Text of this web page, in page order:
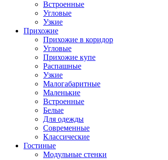
Встроенные
Угловые
Узкие
Прихожие
Прихожие в коридор
Угловые
Прихожие купе
Распашные
Узкие
Малогабаритные
Маленькие
Встроенные
Белые
Для одежды
Современные
Классические
Гостиные
Модульные стенки